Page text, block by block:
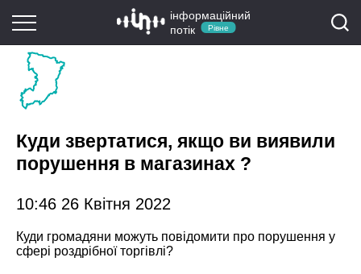
інформаційний
потік
Рівне
Куди звертатися, якщо ви виявили
порушення в магазинах ?
10:46 26 Квітня 2022
Куди громадяни можуть повідомити про порушення у
сфері роздрібної торгівлі?